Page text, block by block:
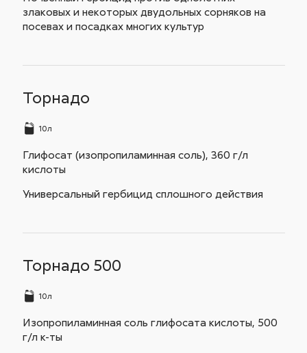
злаковых и некоторых двудольных сорняков на
посевах и посадках многих культур
Торнадо
10л
Глифосат (изопропиламинная соль), 360 г/л
кислоты
Универсальный гербицид сплошного действия
Торнадо 500
10л
Изопропиламинная соль глифосата кислоты, 500
г/л к-ты